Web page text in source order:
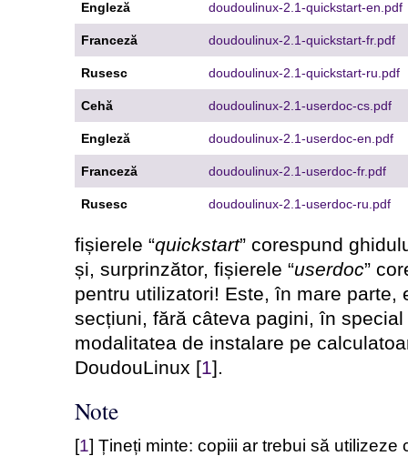
Engleză doudoulinux-2.1-quickstart-en.pdf
Franceză doudoulinux-2.1-quickstart-fr.pdf
Rusesc doudoulinux-2.1-quickstart-ru.pdf
Cehă doudoulinux-2.1-userdoc-cs.pdf
Engleză doudoulinux-2.1-userdoc-en.pdf
Franceză doudoulinux-2.1-userdoc-fr.pdf
Rusesc doudoulinux-2.1-userdoc-ru.pdf
fișierele “quickstart” corespund
și, surprinzător, fișierele “userdoc”
pentru utilizatori! Este, în mare parte,
secțiuni, fără câteva pagini, în
modalitatea de instalare pe
DoudouLinux [1].
Note
[1] Țineți minte: copiii ar trebui să utilizeze